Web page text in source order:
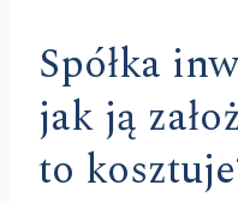
Spółka
jak ją
to